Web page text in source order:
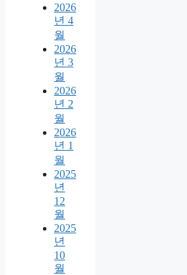
2026
년 4
월
2026
년 3
월
2026
년 2
월
2026
년 1
월
2025
년
12
월
2025
년
10
월